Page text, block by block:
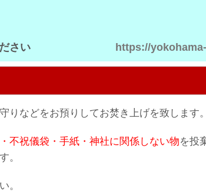
確認ください https://
などをお預りしてお焚き上げを致します。
不祝儀袋・手紙・神社に関係しない物を投
。
。